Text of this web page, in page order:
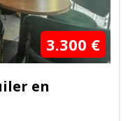
3.300 €
en